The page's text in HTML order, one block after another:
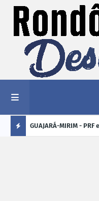
kg de GUAJARÁ-MIRIM -